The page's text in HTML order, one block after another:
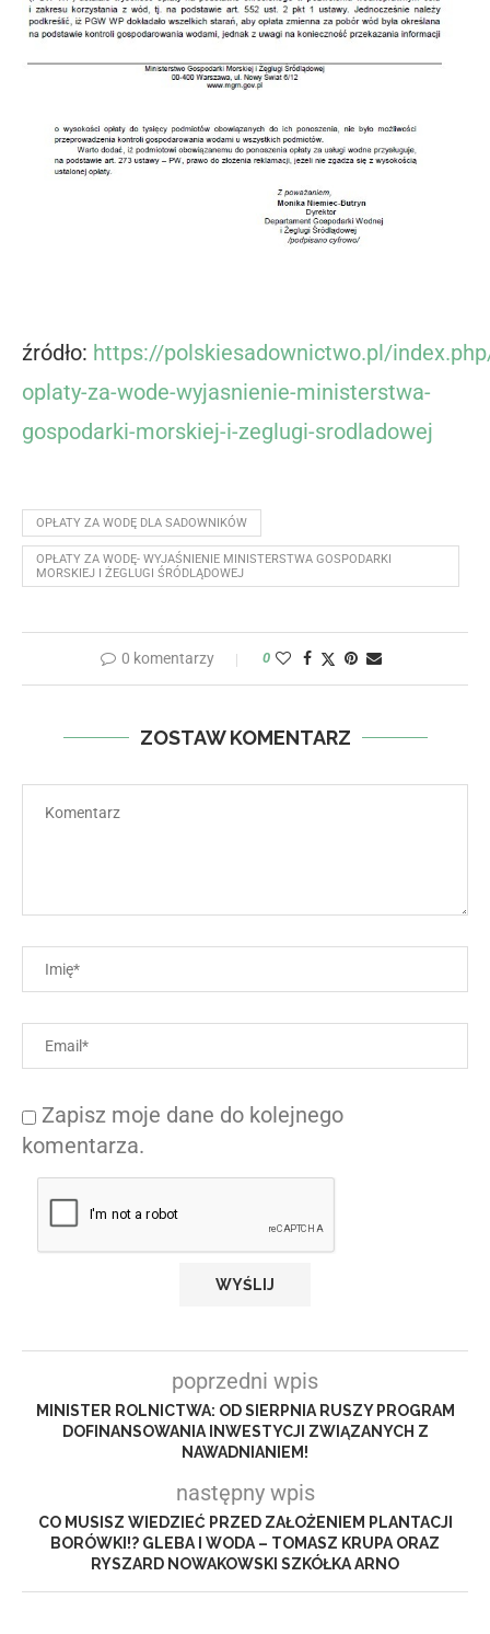
źródło: https://polskiesadownictwo.pl/
oplaty-za-wode-wyjasnienie-ministerstwa-
gospodarki-morskiej-i-zeglugi-srodladowej
OPŁATY ZA WODĘ DLA SADOWNIKÓW
OPŁATY ZA WODĘ- WYJAŚNIENIE MINISTERSTWA GOSPODARKI
MORSKIEJ I ŻEGLUGI ŚRÓDLĄDOWEJ
0 komentarzy 0
ZOSTAW KOMENTARZ
Zapisz moje dane do kolejnego
komentarza.
poprzedni wpis
MINISTER ROLNICTWA: OD SIERPNIA RUSZY PROGRAM
DOFINANSOWANIA INWESTYCJI ZWIĄZANYCH Z
NAWADNIANIEM!
następny wpis
CO MUSISZ WIEDZIEĆ PRZED ZAŁOŻENIEM PLANTACJI
BORÓWKI!? GLEBA I WODA – TOMASZ KRUPA ORAZ
RYSZARD NOWAKOWSKI SZKÓŁKA ARNO